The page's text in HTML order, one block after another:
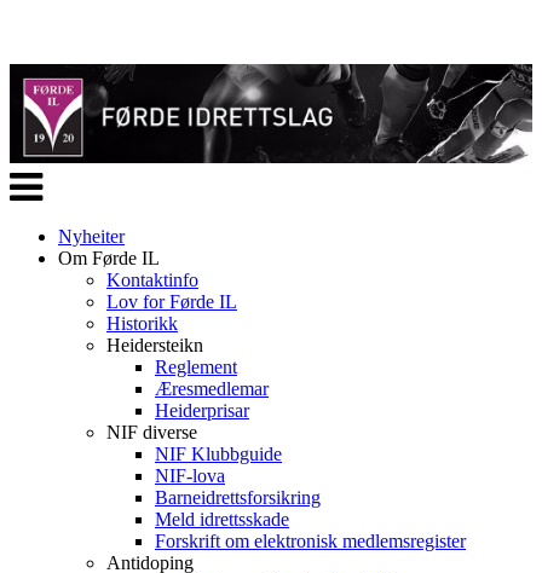
Veksle
navigasjon
Nyheiter
Om Førde IL
Kontaktinfo
Lov for Førde IL
Historikk
Heidersteikn
Reglement
Æresmedlemar
Heiderprisar
NIF diverse
NIF Klubbguide
NIF-lova
Barneidrettsforsikring
Meld idrettsskade
Forskrift om elektronisk medlemsregister
Antidoping